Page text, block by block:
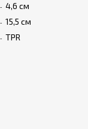
4,6 см
15,5 см
TPR